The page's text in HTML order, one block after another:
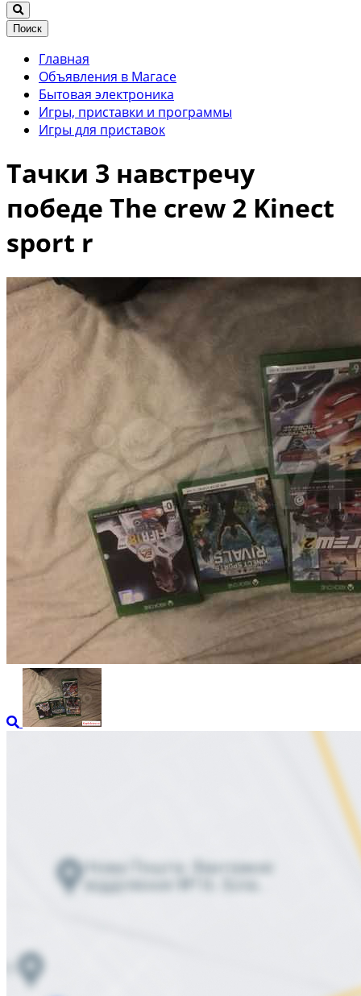
Поиск
Главная
Объявления в Магасе
Бытовая электроника
Игры, приставки и программы
Игры для приставок
Тачки 3 навстречу
победе The crew 2 Kinect
sport r